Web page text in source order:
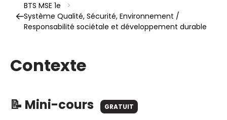
BTS MSE 1e
>
Système Qualité, Sécurité, Environnement /
Responsabilité sociétale et développement durable
Contexte
📝 Mini-cours GRATUIT